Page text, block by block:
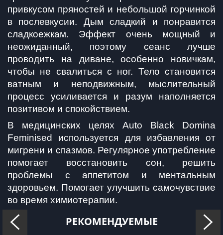
привкусом пряностей и небольшой горчинкой
в послевкусии. Дым сладкий и понравится
сладкоежкам. Эффект очень мощный и
неожиданный, поэтому сеанс лучше
проводить на диване, особенно новичкам,
чтобы не свалиться с ног. Тело становится
ватным и неподвижным, мыслительный
процесс усиливается и разум наполняется
позитивом и спокойствием.
В медицинских целях Auto Black Domina
Feminised используется для избавления от
мигрени и спазмов. Регулярное употребление
помогает восстановить сон, решить
проблемы с аппетитом и ментальным
здоровьем. Помогает улучшить самочувствие
во время химиотерапии.
РЕКОМЕНДУЕМЫЕ